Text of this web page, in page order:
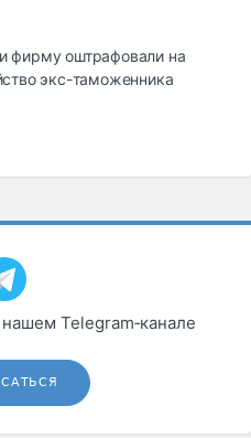
фирму оштрафовали на
экс-таможенника
Telegram‑канале